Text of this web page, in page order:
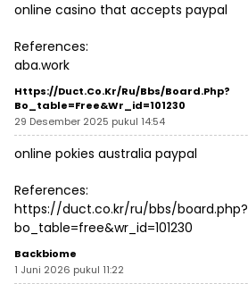
online casino that accepts paypal
References:
aba.work
Https://duct.co.kr/ru/bbs/board.php?
Bo_table=free&wr_id=101230
29 Desember 2025 pukul 14:54
online pokies australia paypal
References:
https://duct.co.kr/ru/bbs/board.php?
bo_table=free&wr_id=101230
Backbiome
1 Juni 2026 pukul 11:22